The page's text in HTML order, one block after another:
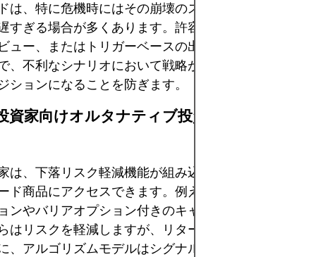
は、特に危機時にはその崩壊のスピードが速いため
すぎる場合が多くあります。許容可能なドローダウ
ュー、またはトリガーベースの出口に関するパラメ
、不利なシナリオにおいて戦略が偶発的にバイ・ア
ションになることを防ぎます。
資家向けオルタナティブ投資とストラクチ
は、下落リスク軽減機能が組み込まれたストラクチ
ド商品にアクセスできます。例えば、投資銀行はキ
ンやバリアオプション付きのキャリーリンク債を提
はリスクを軽減しますが、リターンを制限する可能
、アルゴリズムモデルはシグナルベースのエントリ